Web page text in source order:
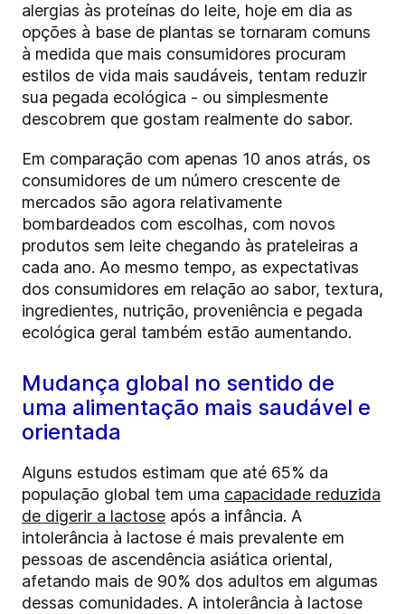
alergias às proteínas do leite, hoje em dia as
opções à base de plantas se tornaram comuns
à medida que mais consumidores procuram
estilos de vida mais saudáveis, tentam reduzir
sua pegada ecológica - ou simplesmente
descobrem que gostam realmente do sabor.
Em comparação com apenas 10 anos atrás, os
consumidores de um número crescente de
mercados são agora relativamente
bombardeados com escolhas, com novos
produtos sem leite chegando às prateleiras a
cada ano. Ao mesmo tempo, as expectativas
dos consumidores em relação ao sabor, textura,
ingredientes, nutrição, proveniência e pegada
ecológica geral também estão aumentando.
Mudança global no sentido de
uma alimentação mais saudável e
orientada
Alguns estudos estimam que até 65% da
população global tem uma capacidade reduzida
de digerir a lactose após a infância. A
intolerância à lactose é mais prevalente em
pessoas de ascendência asiática oriental,
afetando mais de 90% dos adultos em algumas
dessas comunidades. A intolerância à lactose